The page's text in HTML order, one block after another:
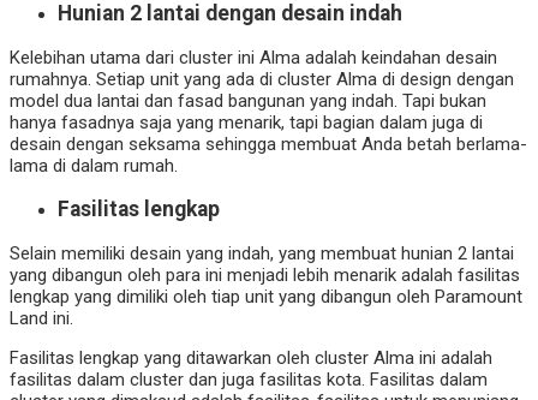
Hunian 2 lantai dengan desain indah
Kelebihan utama dari cluster ini Alma adalah keindahan desain
rumahnya. Setiap unit yang ada di cluster Alma di design dengan
model dua lantai dan fasad bangunan yang indah. Tapi bukan
hanya fasadnya saja yang menarik, tapi bagian dalam juga di
desain dengan seksama sehingga membuat Anda betah berlama-
lama di dalam rumah.
Fasilitas lengkap
Selain memiliki desain yang indah, yang membuat hunian 2 lantai
yang dibangun oleh para ini menjadi lebih menarik adalah fasilitas
lengkap yang dimiliki oleh tiap unit yang dibangun oleh Paramount
Land ini.
Fasilitas lengkap yang ditawarkan oleh cluster Alma ini adalah
fasilitas dalam cluster dan juga fasilitas kota. Fasilitas dalam